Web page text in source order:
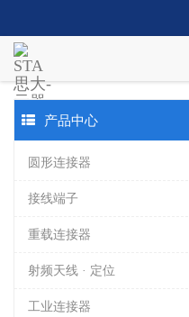
产品中心
圆形连接器
接线端子
重载连接器
射频天线 · 定位
工业连接器